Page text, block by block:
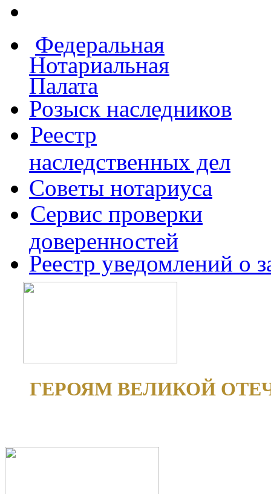
Федеральная
Нотариальная
Палата
Розыск наследников
Реестр
наследственных дел
Советы нотариуса
Сервис проверки
доверенностей
Реестр уведомлений о
ГЕРОЯМ ВЕЛИКОЙ